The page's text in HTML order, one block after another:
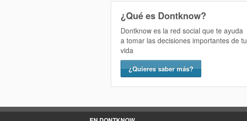
¿Qué es Dontknow?
Dontknow es la red social que te ayuda
a tomar las decisiones importantes de tu
vida
¿Quieres saber más?